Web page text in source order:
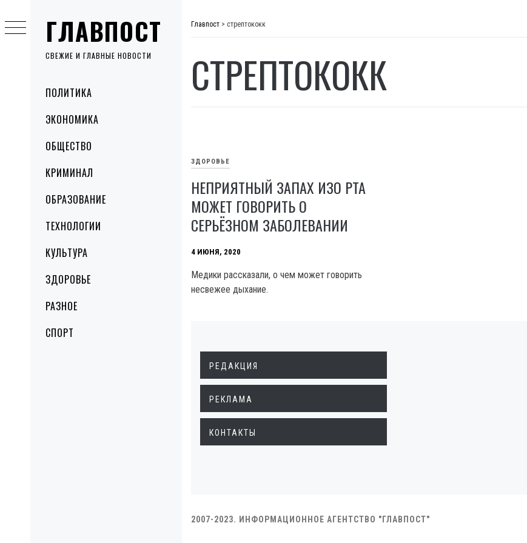
ГЛАВПОСТ
СВЕЖИЕ И ГЛАВНЫЕ НОВОСТИ
MenuПОЛИТИКА
ЭКОНОМИКА
ОБЩЕСТВО
КРИМИНАЛ
ОБРАЗОВАНИЕ
ТЕХНОЛОГИИ
КУЛЬТУРА
ЗДОРОВЬЕ
РАЗНОЕ
СПОРТ
to
content
Главпост > стрептококк
СТРЕПТОКОКК
ЗДОРОВЬЕ
НЕПРИЯТНЫЙ ЗАПАХ ИЗО РТА
МОЖЕТ ГОВОРИТЬ О
СЕРЬЁЗНОМ ЗАБОЛЕВАНИИ
4 ИЮНЯ, 2020
Медики рассказали, о чем может говорить
несвежее дыхание.
РЕДАКЦИЯ
РЕКЛАМА
КОНТАКТЫ
2007-2023. ИНФОРМАЦИОННОЕ АГЕНТСТВО "ГЛАВПОСТ"